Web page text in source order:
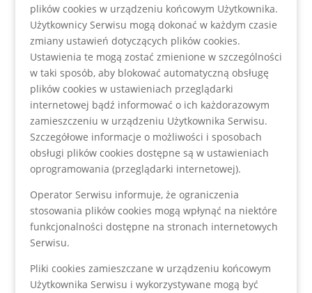
plików cookies w urządzeniu końcowym Użytkownika.
Użytkownicy Serwisu mogą dokonać w każdym czasie
zmiany ustawień dotyczących plików cookies.
Ustawienia te mogą zostać zmienione w szczególności
w taki sposób, aby blokować automatyczną obsługę
plików cookies w ustawieniach przeglądarki
internetowej bądź informować o ich każdorazowym
zamieszczeniu w urządzeniu Użytkownika Serwisu.
Szczegółowe informacje o możliwości i sposobach
obsługi plików cookies dostępne są w ustawieniach
oprogramowania (przeglądarki internetowej).
Operator Serwisu informuje, że ograniczenia
stosowania plików cookies mogą wpłynąć na niektóre
funkcjonalności dostępne na stronach internetowych
Serwisu.
Pliki cookies zamieszczane w urządzeniu końcowym
Użytkownika Serwisu i wykorzystywane mogą być